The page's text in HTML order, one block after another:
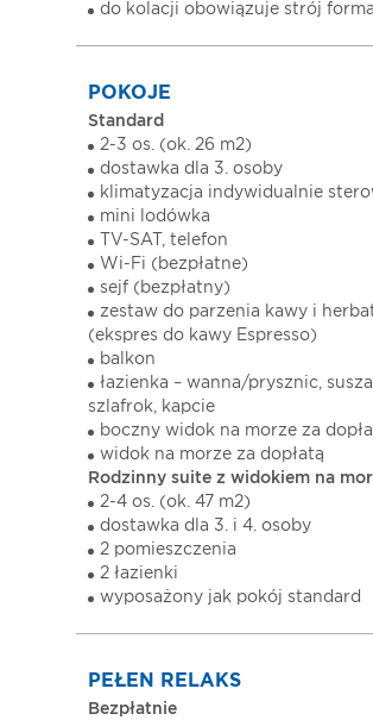
do kolacji obowiązuje strój
POKOJE
Standard
2-3 os. (ok. 26 m2)
dostawka dla 3. osoby
klimatyzacja indywidualnie
mini lodówka
TV-SAT, telefon
Wi-Fi (bezpłatne)
sejf (bezpłatny)
zestaw do parzenia kawy i
(ekspres do kawy Espresso)
balkon
łazienka – wanna/prysznic,
szlafrok, kapcie
boczny widok na morze za
widok na morze za dopłatą
Rodzinny suite z widokiem na
2-4 os. (ok. 47 m2)
dostawka dla 3. i 4. osoby
2 pomieszczenia
2 łazienki
wyposażony jak pokój standard
PEŁEN RELAKS
Bezpłatnie